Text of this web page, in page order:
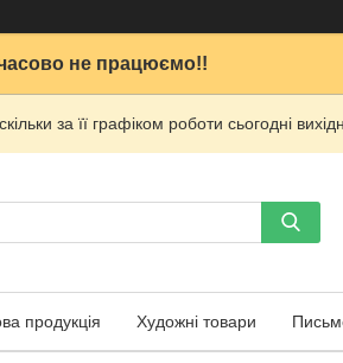
не працюємо!!
за її графіком роботи сьогодні
продукція Художні товари